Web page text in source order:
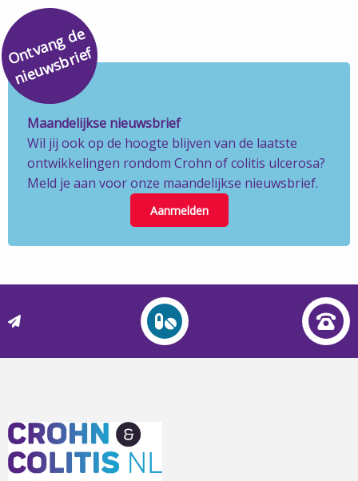
O
n
t
v
a
n
g
d
e
ni
e
u
w
s
b
ri
e
f
Maandelijkse nieuwsbrief
Wil jij ook op de hoogte blijven van de laatste
ontwikkelingen rondom Crohn of colitis ulcerosa?
Meld je aan voor onze maandelijkse nieuwsbrief.
Aanmelden